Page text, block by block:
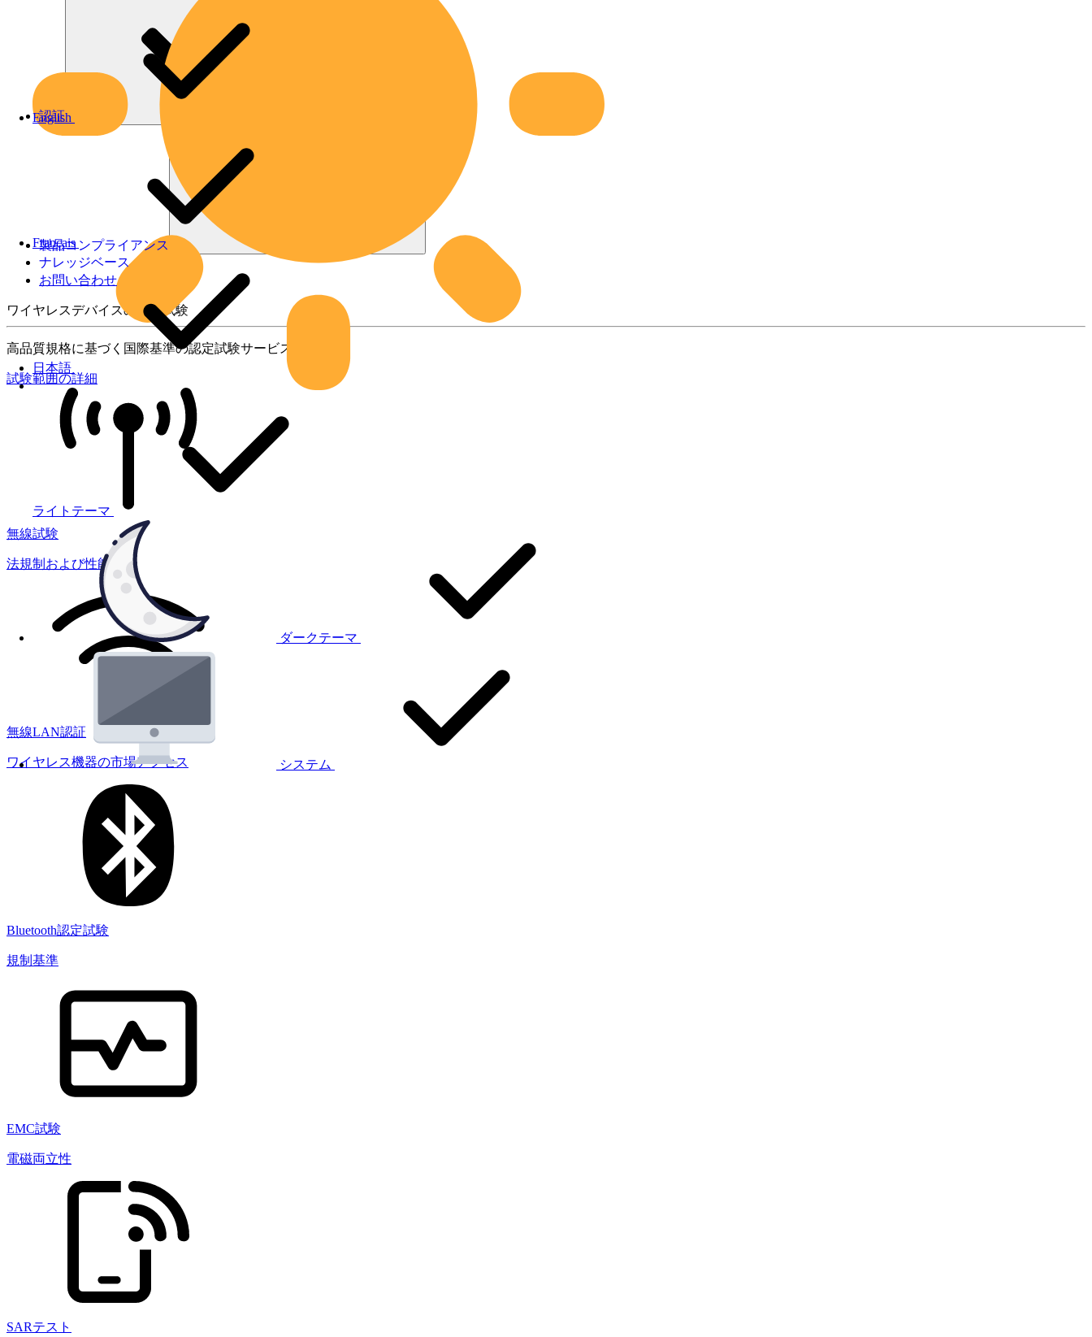
ライトテーマ
ダークテーマ
システム
English
Français
日本語
認証
製品コンプライアンス
ナレッジベース
お問い合わせ
ワイヤレスデバイスの製品試験
高品質規格に基づく国際基準の認定試験サービス
試験範囲の詳細
無線試験
法規制および性能試験
無線LAN認証
ワイヤレス機器の市場アクセス
Bluetooth認定試験
規制基準
EMC試験
電磁両立性
SARテスト